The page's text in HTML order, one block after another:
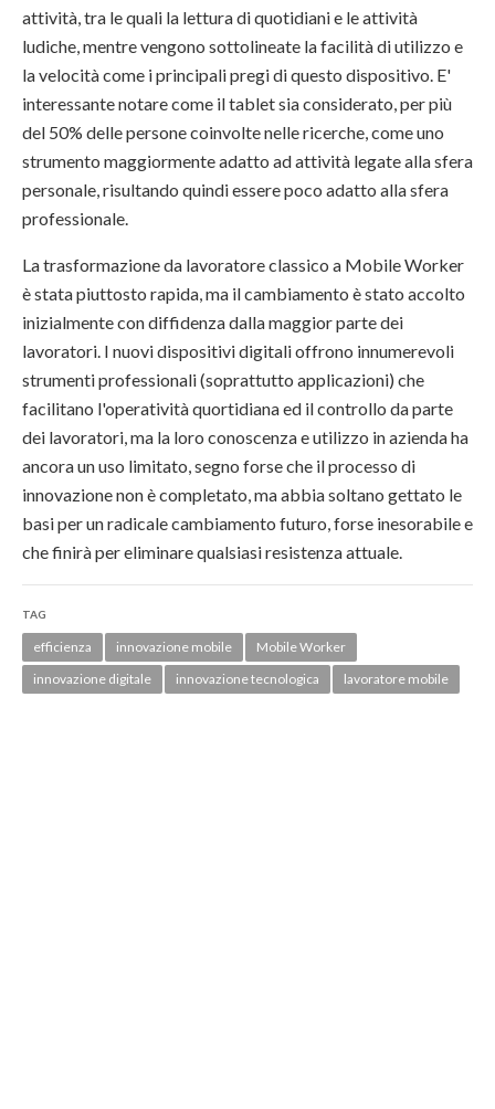
attività, tra le quali la lettura di quotidiani e le attività
ludiche, mentre vengono sottolineate la facilità di utilizzo e
la velocità come i principali pregi di questo dispositivo. E'
interessante notare come il tablet sia considerato, per più
del 50% delle persone coinvolte nelle ricerche, come uno
strumento maggiormente adatto ad attività legate alla sfera
personale, risultando quindi essere poco adatto alla sfera
professionale.
La trasformazione da lavoratore classico a Mobile Worker
è stata piuttosto rapida, ma il cambiamento è stato accolto
inizialmente con diffidenza dalla maggior parte dei
lavoratori. I nuovi dispositivi digitali offrono innumerevoli
strumenti professionali (soprattutto applicazioni) che
facilitano l'operatività quortidiana ed il controllo da parte
dei lavoratori, ma la loro conoscenza e utilizzo in azienda ha
ancora un uso limitato, segno forse che il processo di
innovazione non è completato, ma abbia soltano gettato le
basi per un radicale cambiamento futuro, forse inesorabile e
che finirà per eliminare qualsiasi resistenza attuale.
TAG
efficienza innovazione mobile
Mobile Worker
innovazione digitale
innovazione tecnologica lavoratore mobile